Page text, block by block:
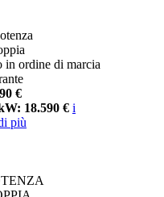
in ordine di marcia
€
18.590 € i
più